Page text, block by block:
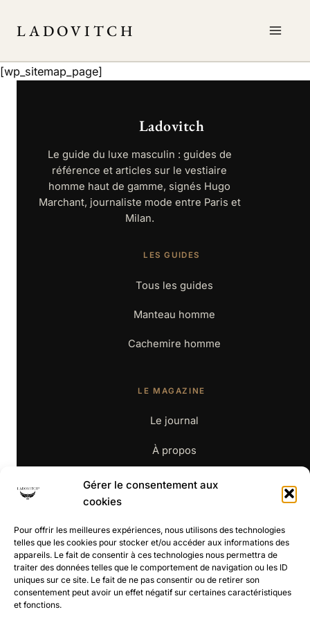
Gérer le consentement aux
cookies
Pour offrir les meilleures expériences, nous utilisons des technologies
telles que les cookies pour stocker et/ou accéder aux informations des
appareils. Le fait de consentir à ces technologies nous permettra de
traiter des données telles que le comportement de navigation ou les ID
uniques sur ce site. Le fait de ne pas consentir ou de retirer son
consentement peut avoir un effet négatif sur certaines caractéristiques
et fonctions.
LADOVITCH
[wp_sitemap_page]
Ladovitch
Le guide du luxe masculin : guides de
référence et articles sur le vestiaire
homme haut de gamme, signés Hugo
Marchant, journaliste mode entre Paris et
Milan.
LES GUIDES
Tous les guides
Manteau homme
Cachemire homme
LE MAGAZINE
Le journal
À propos
Contact
BOUTIQUE
La boutique
CGV